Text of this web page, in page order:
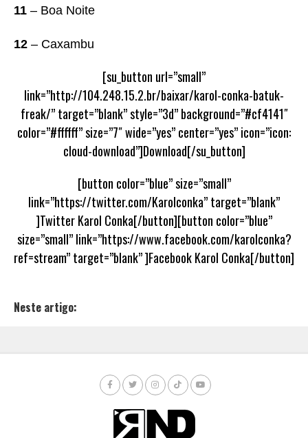
11 – Boa Noite
12 – Caxambu
[su_button url=”small”
link=”http://104.248.15.2.br/baixar/karol-conka-batuk-
freak/” target=”blank” style=”3d” background=”#cf4141″
color=”#ffffff” size=”7″ wide=”yes” center=”yes” icon=”icon:
cloud-download”]Download[/su_button]
[button color=”blue” size=”small”
link=”https://twitter.com/Karolconka” target=”blank”
]Twitter Karol Conka[/button][button color=”blue”
size=”small” link=”https://www.facebook.com/karolconka?
ref=stream” target=”blank” ]Facebook Karol Conka[/button]
Neste artigo: